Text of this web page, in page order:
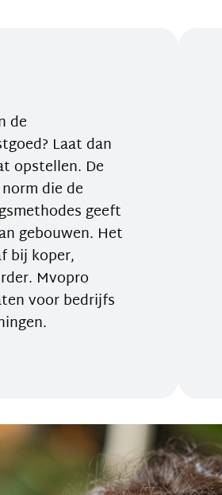
de
Laat dan
opstellen. De
die de
geeft
gebouwen. Het
bij koper,
Mvopro
voor bedrijfs